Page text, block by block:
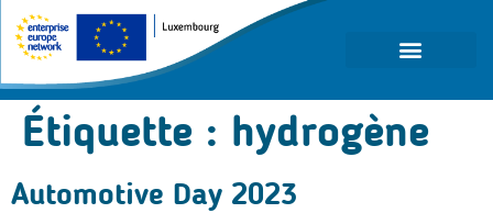
Étiquette : hydrogène
Automotive Day 2023